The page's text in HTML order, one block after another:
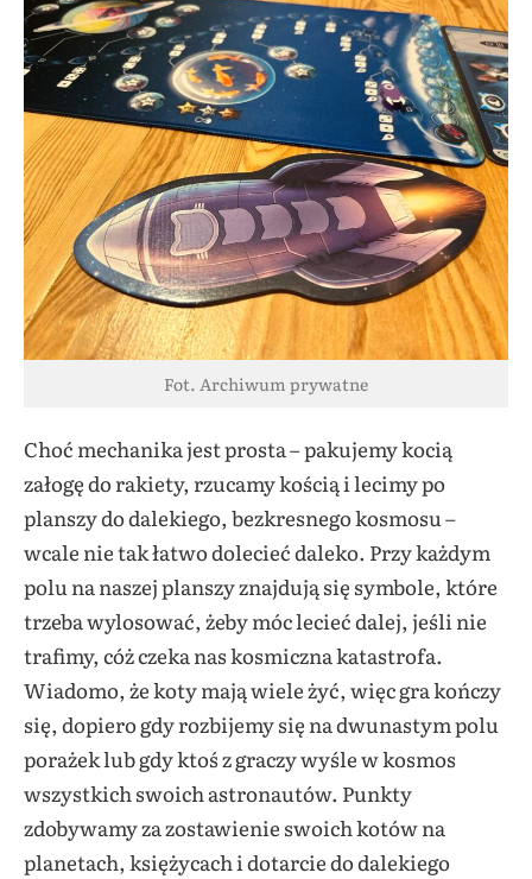
Fot. Archiwum prywatne
Choć mechanika jest prosta – pakujemy kocią
załogę do rakiety, rzucamy kością i lecimy po
planszy do dalekiego, bezkresnego kosmosu –
wcale nie tak łatwo dolecieć daleko. Przy każdym
polu na naszej planszy znajdują się symbole, które
trzeba wylosować, żeby móc lecieć dalej, jeśli nie
trafimy, cóż czeka nas kosmiczna katastrofa.
Wiadomo, że koty mają wiele żyć, więc gra kończy
się, dopiero gdy rozbijemy się na dwunastym polu
porażek lub gdy ktoś z graczy wyśle w kosmos
wszystkich swoich astronautów. Punkty
zdobywamy za zostawienie swoich kotów na
planetach, księżycach i dotarcie do dalekiego